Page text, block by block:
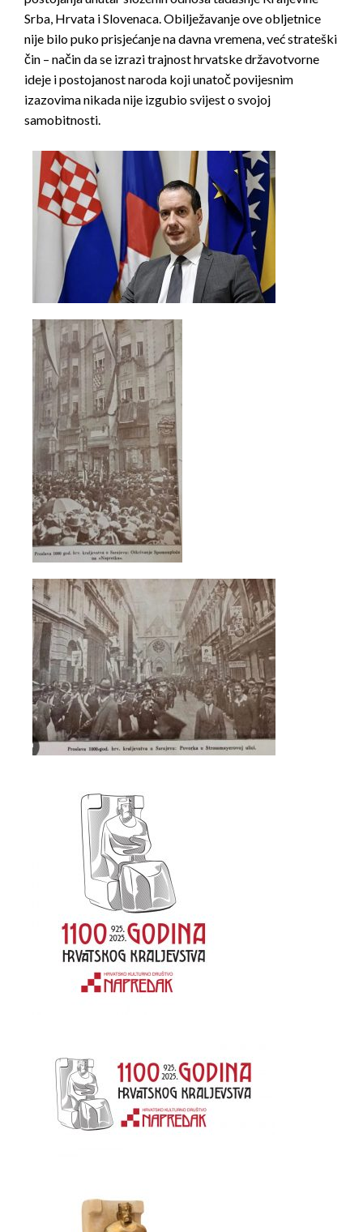
Srba, Hrvata i Slovenaca. Obilježavanje ove obljetnice
nije bilo puko prisjećanje na davna vremena, već strateški
čin – način da se izrazi trajnost hrvatske državotvorne
ideje i postojanost naroda koji unatoč povijesnim
izazovima nikada nije izgubio svijest o svojoj
samobitnosti.